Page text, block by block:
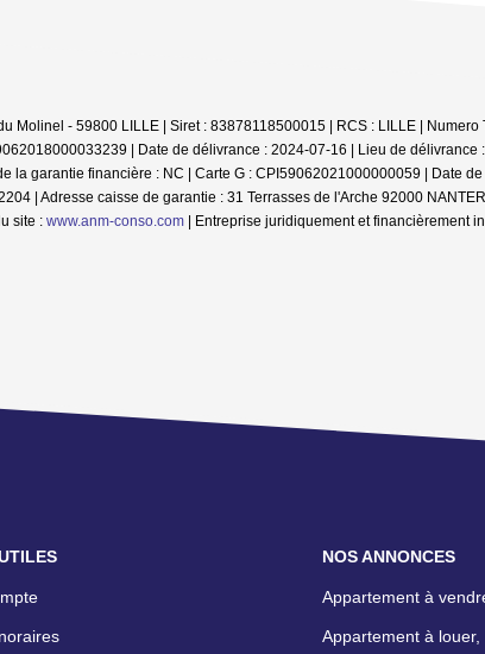
Molinel - 59800 LILLE | Siret : 83878118500015 | RCS : LILLE | Numero
| Date de délivrance : 2024-07-16 | Lieu de délivrance
garantie financière : NC | Carte G : CPI59062021000000059 | Date de
| Adresse caisse de garantie : 31 Terrasses de l'Arche 92000
site : www.anm-conso.com Entreprise juridiquement et financièrement
NOS ANNONCES
Appartement à
Appartement à louer,